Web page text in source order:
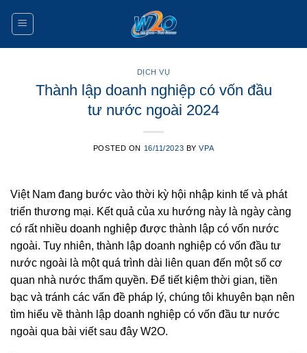
DỊCH VỤ
Thành lập doanh nghiệp có vốn đầu
tư nước ngoài 2024
POSTED ON 16/11/2023 BYVPA
Việt Nam đang bước vào thời kỳ hội nhập kinh tế và phát
triển thương mại. Kết quả của xu hướng này là ngày càng
có rất nhiều doanh nghiệp được thành lập có vốn nước
ngoài. Tuy nhiên, thành lập doanh nghiệp có vốn đầu tư
nước ngoài là một quá trình dài liên quan đến một số cơ
quan nhà nước thẩm quyền. Để tiết kiệm thời gian, tiền
bạc và tránh các vấn đề pháp lý, chúng tôi khuyên bạn nên
tìm hiểu về thành lập doanh nghiệp có vốn đầu tư nước
ngoài qua bài viết sau đây W2O.